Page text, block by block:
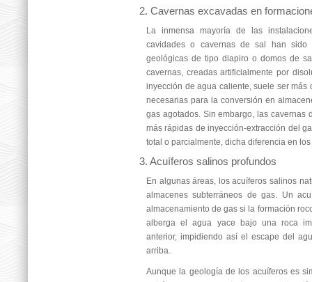
2. Cavernas excavadas en
La inmensa mayoría de las
cavidades o cavernas de sal han sido
geológicas de tipo diapiro o domos de
cavernas, creadas artificialmente por
inyección de agua caliente, suele ser más
necesarias para la conversión en
gas agotados. Sin embargo, las cavernas
más rápidas de inyección-extracción del
total o parcialmente, dicha diferencia en los
3. Acuíferos salinos profundos
En algunas áreas, los acuíferos salinos
almacenes subterráneos de gas. Un
almacenamiento de gas si la formación
alberga el agua yace bajo una roca
anterior, impidiendo así el escape del
arriba.
Aunque la geología de los acuíferos es